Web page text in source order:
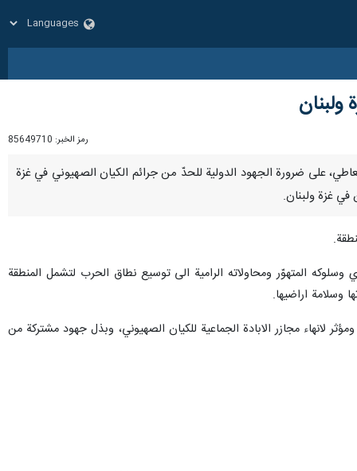
ولبنان
رمز الخبر: 85649710
على ضرورة الجهود الدولية للحدّ من جرائم الكيان الصهيوني في غزة
في غزة ولبنان.
وسلوكه المتهوّر ومحاولاته الرامية الى توسيع نطاق الحرب لتشمل المنطقة
وسلامة اراضيها.
لانهاء مجازر الابادة الجماعية للكيان الصهيوني، وبذل جهود مشتركة من